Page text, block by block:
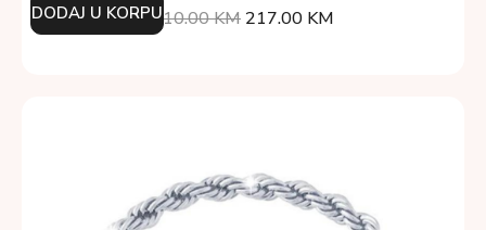
310.00KM 217.00 KM
DODAJ U KORPU